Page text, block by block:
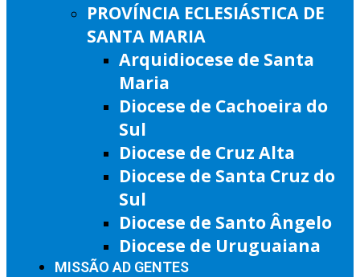
PROVÍNCIA ECLESIÁSTICA DE
SANTA MARIA
Arquidiocese de Santa
Maria
Diocese de Cachoeira do
Sul
Diocese de Cruz Alta
Diocese de Santa Cruz do
Sul
Diocese de Santo Ângelo
Diocese de Uruguaiana
MISSÃO AD GENTES